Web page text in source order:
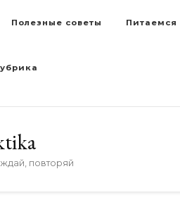
Полезные советы Питаемся
повторяй